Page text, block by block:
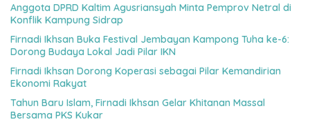
Anggota DPRD Kaltim Agusriansyah Minta Pemprov Netral di
Konflik Kampung Sidrap
Firnadi Ikhsan Buka Festival Jembayan Kampong Tuha ke-6:
Dorong Budaya Lokal Jadi Pilar IKN
Firnadi Ikhsan Dorong Koperasi sebagai Pilar Kemandirian
Ekonomi Rakyat
Tahun Baru Islam, Firnadi Ikhsan Gelar Khitanan Massal
Bersama PKS Kukar